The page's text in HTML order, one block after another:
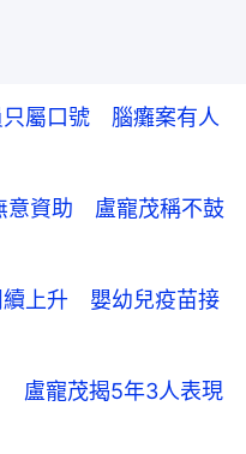
只屬口號 腦癱案有人
意資助 盧寵茂稱不鼓
續上升 嬰幼兒疫苗接
盧寵茂揭5年3人表現